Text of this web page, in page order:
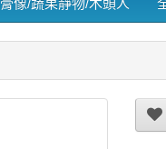
像/蔬果靜物/木頭人